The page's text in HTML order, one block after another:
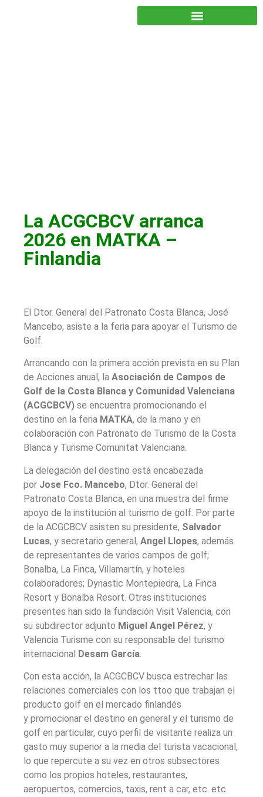
La ACGCBCV arranca
2026 en MATKA –
Finlandia
El Dtor. General del Patronato Costa Blanca, José
Mancebo, asiste a la feria para apoyar el Turismo de
Golf.
Arrancando con la primera acción prevista en su Plan
de Acciones anual, la Asociación de Campos de
Golf de la Costa Blanca y Comunidad Valenciana
(ACGCBCV) se encuentra promocionando el
destino en la feria MATKA, de la mano y en
colaboración con Patronato de Turismo de la Costa
Blanca y Turisme Comunitat Valenciana.
La delegación del destino está encabezada
por Jose Fco. Mancebo, Dtor. General del
Patronato Costa Blanca, en una muestra del firme
apoyo de la institución al turismo de golf. Por parte
de la ACGCBCV asisten su presidente, Salvador
Lucas, y secretario general, Angel Llopes, además
de representantes de varios campos de golf;
Bonalba, La Finca, Villamartín, y hoteles
colaboradores; Dynastic Montepiedra, La Finca
Resort y Bonalba Resort. Otras instituciones
presentes han sido la fundación Visit Valencia, con
su subdirector adjunto Miguel Angel Pérez, y
Valencia Turisme con su responsable del turismo
internacional Desam García
Con esta acción, la ACGCBCV busca estrechar las
relaciones comerciales con los ttoo que trabajan el
producto golf en el mercado finlandés
y promocionar el destino en general y el turismo de
golf en particular, cuyo perfil de visitante realiza un
gasto muy superior a la media del turista vacacional,
lo que repercute a su vez en otros subsectores
como los propios hoteles, restaurantes,
aeropuertos, comercios, taxis, rent a car, etc. etc.